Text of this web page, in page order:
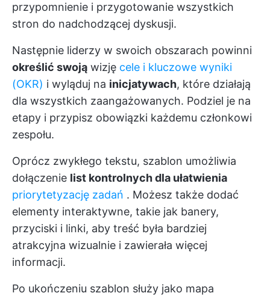
przypomnienie i przygotowanie wszystkich
stron do nadchodzącej dyskusji.
Następnie liderzy w swoich obszarach powinni
określić swoją wizję cele i kluczowe wyniki
(OKR) i wyląduj na inicjatywach, które działają
dla wszystkich zaangażowanych. Podziel je na
etapy i przypisz obowiązki każdemu członkowi
zespołu.
Oprócz zwykłego tekstu, szablon umożliwia
dołączenie list kontrolnych dla ułatwienia
priorytetyzację zadań . Możesz także dodać
elementy interaktywne, takie jak banery,
przyciski i linki, aby treść była bardziej
atrakcyjna wizualnie i zawierała więcej
informacji.
Po ukończeniu szablon służy jako mapa